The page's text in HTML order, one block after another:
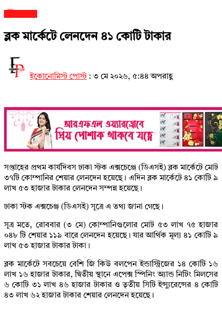
ব্লক মার্কেটে লেনদেন ৪১ কোটি টাকার
ইকোনোমিস্ট পোস্ট : ৩ মে ২০২৬, ৫:৪৪ অপরাহ্ণ
সপ্তাহের প্রথম কার্যদিবস ঢাকা স্টক এক্সচেঞ্জে (ডিএসই) ব্লক মার্কেটে মোট
৩৭টি কোম্পানির শেয়ার লেনদেন হয়েছে। এদিন ব্লক মার্কেটে ৪১ কোটি ৯
লাখ ৫৩ হাজার টাকার লেনদেন সম্পন্ন হয়েছে।
ঢাকা স্টক এক্সচেঞ্জ (ডিএসই) সূত্রে এ তথ্য জানা গেছে।
সূত্র মতে, রোববার (৩ মে) কোম্পানিগুলোর মোট ৫৩ লাখ ৭৫ হাজার
০৪৮ টি শেয়ার ১১৯ বারে লেনদেন হয়েছে। যার আর্থিক মূল্য ৪১ কোটি ৯
লাখ ৫৩ হাজার টাকার টাকা।
ব্লক মার্কেটে সবচেয়ে বেশি জি কিউ বলপেন ইন্ডাস্ট্রিজের ১৪ কোটি ১৬
লাখ ১৬ হাজার টাকার, দ্বিতীয় স্থানে এপেক্স স্পিনিং অ্যান্ড নিটিং মিলসের
৬ কোটি ৩১ লাখ ৪৬ হাজার টাকার ও তৃতীয় সিটি ইন্স্যুরেন্সের ৪ কোটি
৪৩ লাখ ৬২ হাজার টাকার শেয়ার লেনদেন হয়েছে।